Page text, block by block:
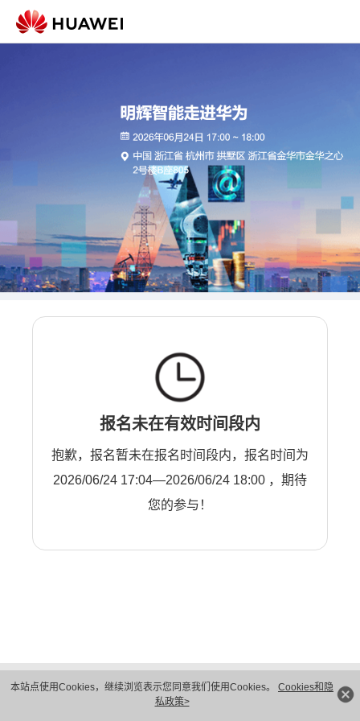
本站点使用Cookies，继续浏览表示您同意我们使用Cookies。 Cookies和隐
私政策>
报名未在有效时间段内
抱歉，报名暂未在报名时间段内，报名时间为
2026/06/24 17:04—2026/06/24 18:00 ，期待
您的参与！
隐私保护
法律声明